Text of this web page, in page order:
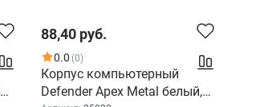
88,40 руб.
0.0 (0)
Корпус компьютерный
Defender Apex Metal белый,